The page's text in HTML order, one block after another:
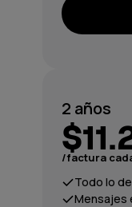
2 años
/factura
Todo lo
Mensajes